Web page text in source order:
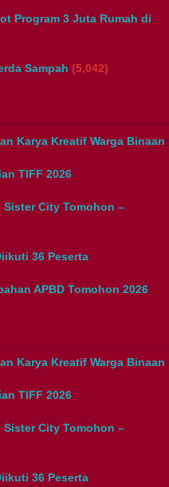
Program 3 Juta Rumah di
Sampah (5,042)
Karya Kreatif Warga Binaan
TIFF 2026
City Tomohon –
36 Peserta
APBD Tomohon 2026
Karya Kreatif Warga Binaan
TIFF 2026
City Tomohon –
36 Peserta